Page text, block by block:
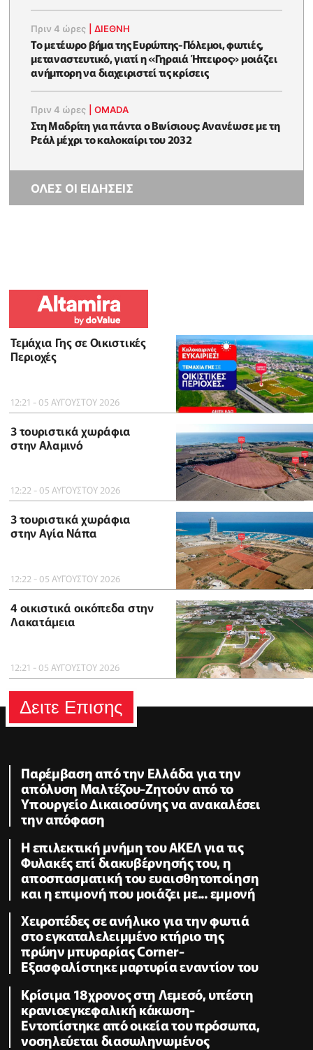
Πριν 4 ώρες |ΔΙΕΘΝΗ
Το μετέωρο βήμα της Ευρώπης-Πόλεμοι, φωτιές,
μεταναστευτικό, γιατί η «Γηραιά Ήπειρος» μοιάζει
ανήμπορη να διαχειριστεί τις κρίσεις
Πριν 4 ώρες |OMADA
Στη Μαδρίτη για πάντα ο Βινίσιους: Ανανέωσε με τη
Ρεάλ μέχρι το καλοκαίρι του 2032
ΟΛΕΣ ΟΙ ΕΙΔΗΣΕΙΣ
Τεμάχια Γης σε Οικιστικές
Περιοχές
12:21 - 05 ΑΥΓΟΥΣΤΟΥ 2026
3 τουριστικά χωράφια
στην Αλαμινό
12:22 - 05 ΑΥΓΟΥΣΤΟΥ 2026
3 τουριστικά χωράφια
στην Αγία Νάπα
12:22 - 05 ΑΥΓΟΥΣΤΟΥ 2026
4 οικιστικά οικόπεδα στην
Λακατάμεια
12:21 - 05 ΑΥΓΟΥΣΤΟΥ 2026
Δειτε Επισης
Παρέμβαση από την Ελλάδα για την
απόλυση Μαλτέζου-Ζητούν από το
Υπουργείο Δικαιοσύνης να ανακαλέσει
την απόφαση
Η επιλεκτική μνήμη του ΑΚΕΛ για τις
Φυλακές επί διακυβέρνησής του, η
αποσπασματική του ευαισθητοποίηση
και η επιμονή που μοιάζει με... εμμονή
Χειροπέδες σε ανήλικο για την φωτιά
στο εγκαταλελειμμένο κτήριο της
πρώην μπυραρίας Corner-
Εξασφαλίστηκε μαρτυρία εναντίον του
Κρίσιμα 18χρονος στη Λεμεσό, υπέστη
κρανιοεγκεφαλική κάκωση-
Εντοπίστηκε από οικεία του πρόσωπα,
νοσηλεύεται διασωληνωμένος